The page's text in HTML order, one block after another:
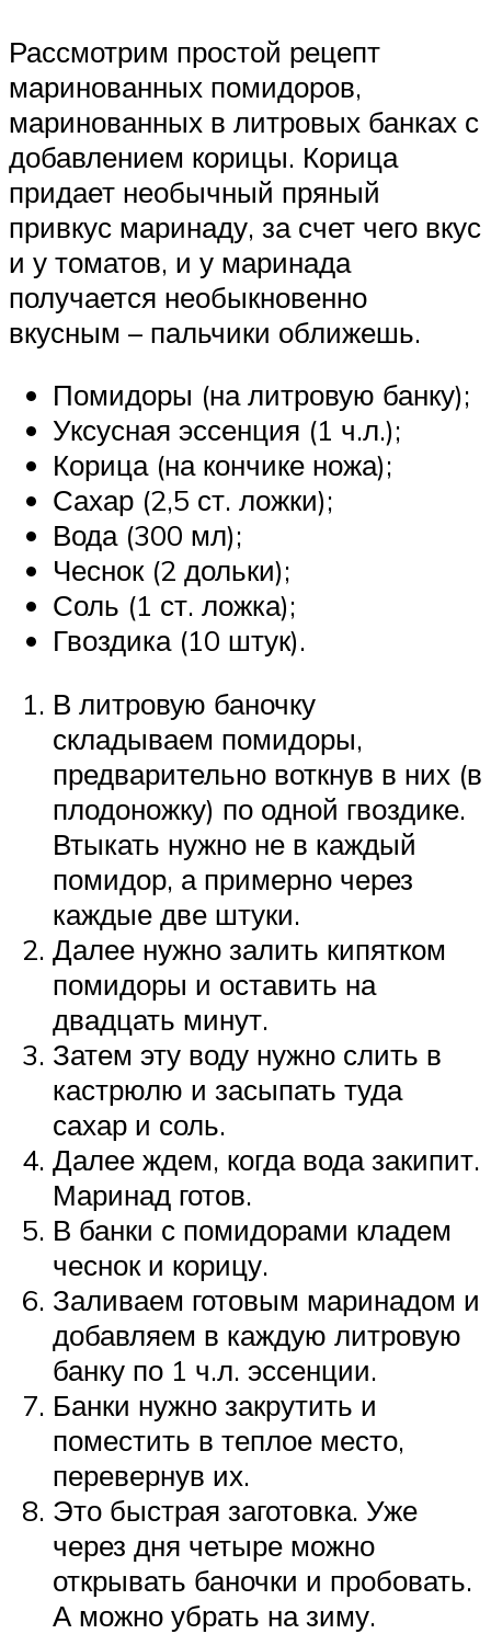
Рассмотрим простой рецепт
маринованных помидоров,
маринованных в литровых банках с
добавлением корицы. Корица
придает необычный пряный
привкус маринаду, за счет чего вкус
и у томатов, и у маринада
получается необыкновенно
вкусным – пальчики оближешь.
Помидоры (на литровую банку);
Уксусная эссенция (1 ч.л.);
Корица (на кончике ножа);
Сахар (2,5 ст. ложки);
Вода (300 мл);
Чеснок (2 дольки);
Соль (1 ст. ложка);
Гвоздика (10 штук).
В литровую баночку
складываем помидоры,
предварительно воткнув в них (в
плодоножку) по одной гвоздике.
Втыкать нужно не в каждый
помидор, а примерно через
каждые две штуки.
Далее нужно залить кипятком
помидоры и оставить на
двадцать минут.
Затем эту воду нужно слить в
кастрюлю и засыпать туда
сахар и соль.
Далее ждем, когда вода закипит.
Маринад готов.
В банки с помидорами кладем
чеснок и корицу.
Заливаем готовым маринадом и
добавляем в каждую литровую
банку по 1 ч.л. эссенции.
Банки нужно закрутить и
поместить в теплое место,
перевернув их.
Это быстрая заготовка. Уже
через дня четыре можно
открывать баночки и пробовать.
А можно убрать на зиму.